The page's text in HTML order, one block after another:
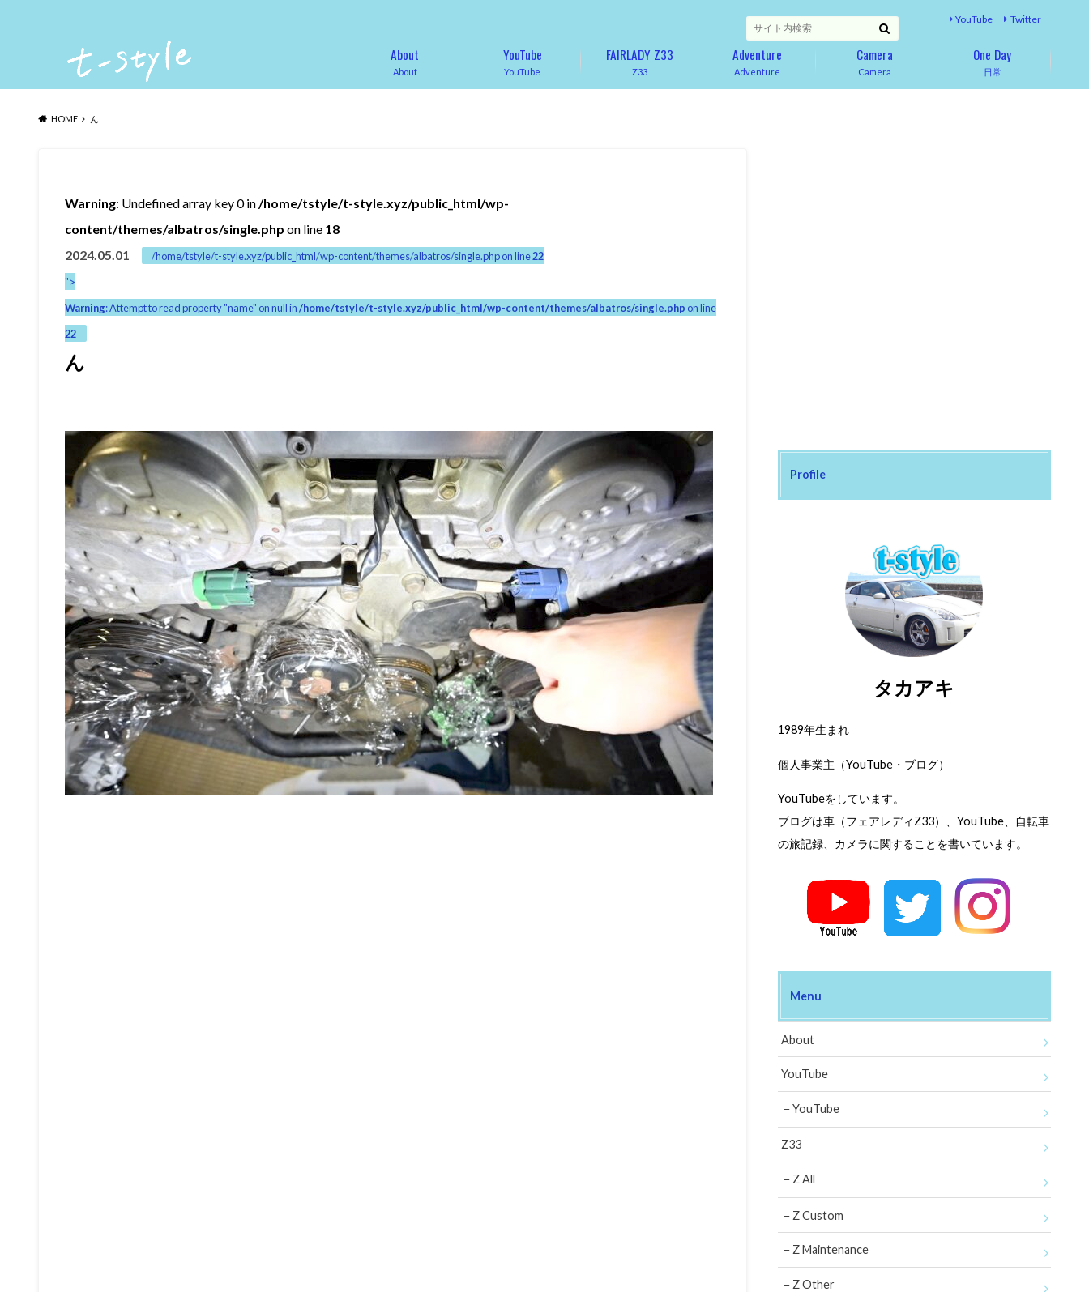
YouTube Twitter
About
About
YouTube
YouTube
Z33
FAIRLADY Z33
Adventure
Adventure
Camera
Camera
日常
One Day
HOME ん
Warning: Undefined array key 0 in/home/tstyle/t-style.xyz/public_html/wp-
content/themes/albatros/single.php on line 18
2024.05.01
/home/tstyle/t-style.xyz/public_html/wp-content/themes/albatros/single.php on line22
">
Warning: Attempt to read property "name" on null in /home/tstyle/t-style.xyz/public_html/wp-content/themes/albatros/single.php on line
22
ん
Profile
タカアキ
1989年生まれ
個人事業主（YouTube・ブログ）
YouTubeをしています。
ブログは車（フェアレディZ33）、YouTube、自転車
の旅記録、カメラに関することを書いています。
Menu
About
YouTube
YouTube
Z33
Z All
Z Custom
Z Maintenance
Z Other